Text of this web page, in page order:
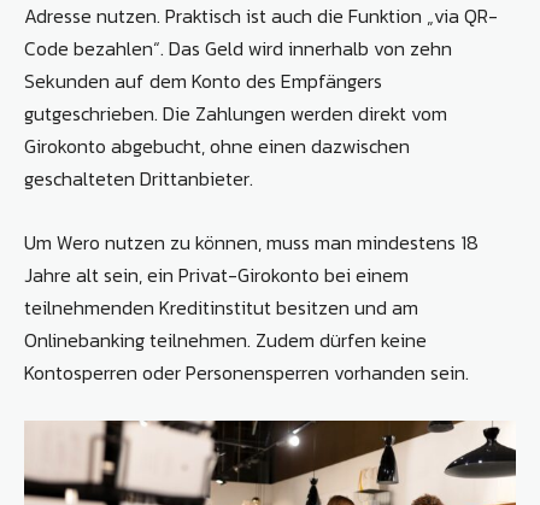
Adresse nutzen. Praktisch ist auch die Funktion „via QR-
Code bezahlen“. Das Geld wird innerhalb von zehn
Sekunden auf dem Konto des Empfängers
gutgeschrieben. Die Zahlungen werden direkt vom
Girokonto abgebucht, ohne einen dazwischen
geschalteten Drittanbieter.
Um Wero nutzen zu können, muss man mindestens 18
Jahre alt sein, ein Privat-Girokonto bei einem
teilnehmenden Kreditinstitut besitzen und am
Onlinebanking teilnehmen. Zudem dürfen keine
Kontosperren oder Personensperren vorhanden sein.